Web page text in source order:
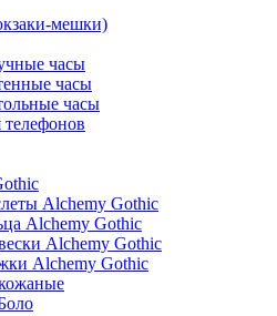
мешки)
часы
часы
часы
Alchemy Gothic
Alchemy Gothic
Alchemy Gothic
Alchemy Gothic